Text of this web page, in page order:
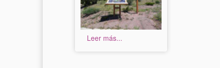
Leer más...